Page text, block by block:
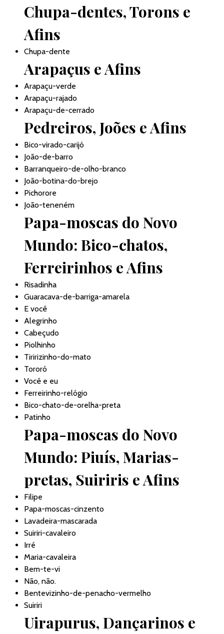
Chupa-dentes, Torons e
Afins
Chupa-dente
Arapaçus e Afins
Arapaçu-verde
Arapaçu-rajado
Arapaçu-de-cerrado
Pedreiros, Joões e Afins
Bico-virado-carijó
João-de-barro
Barranqueiro-de-olho-branco
João-botina-do-brejo
Pichorore
João-teneném
Papa-moscas do Novo
Mundo: Bico-chatos,
Ferreirinhos e Afins
Risadinha
Guaracava-de-barriga-amarela
E você
Alegrinho
Cabeçudo
Piolhinho
Tiririzinho-do-mato
Tororó
Você e eu
Ferreirinho-relógio
Bico-chato-de-orelha-preta
Patinho
Papa-moscas do Novo
Mundo: Piuís, Marias-
pretas, Suiriris e Afins
Filipe
Papa-moscas-cinzento
Lavadeira-mascarada
Suiriri-cavaleiro
Irré
Maria-cavaleira
Bem-te-vi
Não, não.
Bentevizinho-de-penacho-vermelho
Suiriri
Uirapurus, Dançarinos e